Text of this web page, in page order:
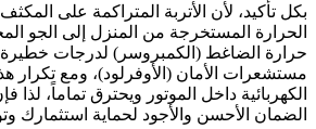
بكل تأكيد، لأن الأتربة المتراكمة على
الحرارة المستخرجة من المنزل إلى الجو
حرارة الضاغط (الكمبروسر) لدرجات
مستشعرات الأمان (الأوفرلود)، ومع تكرار
الكهربائية داخل الموتور ويحترق تماماً، لذا
الضمان الأحسن والأجود لحماية استثمارك